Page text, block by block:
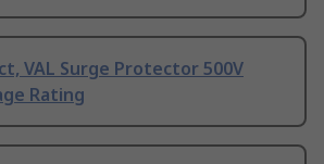
VAL Surge Protector 500V
Rating